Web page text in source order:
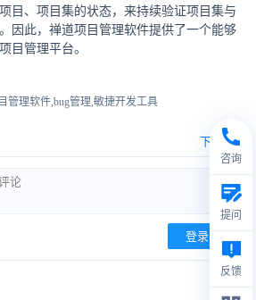
目、项目集的状态，来持续验证项目集与
因此，禅道项目管理软件提供了一个能够
目管理平台。
管理软件,bug管理,敏捷开发工具
下一篇
登录
咨询
提问
反馈